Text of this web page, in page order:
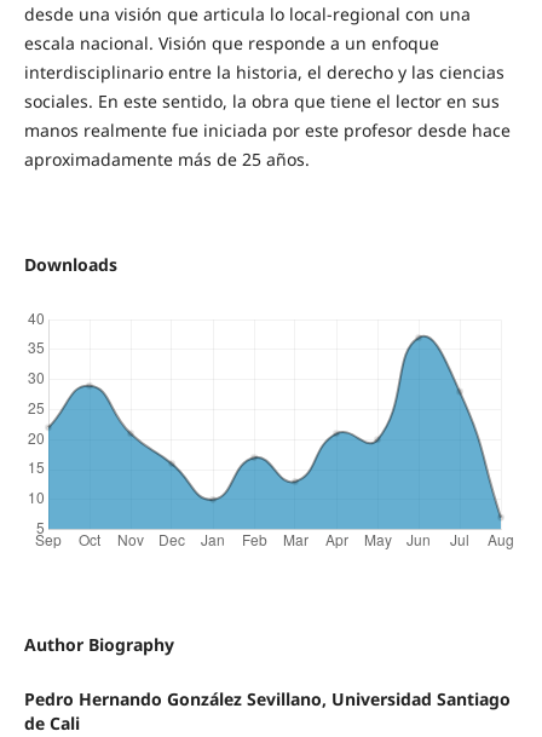
desde una visión que articula lo local-regional con una
escala nacional. Visión que responde a un enfoque
interdisciplinario entre la historia, el derecho y las ciencias
sociales. En este sentido, la obra que tiene el lector en sus
manos realmente fue iniciada por este profesor desde hace
aproximadamente más de 25 años.
Downloads
Author Biography
Pedro Hernando González Sevillano, Universidad Santiago
de Cali